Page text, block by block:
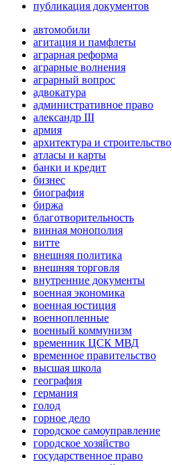
публикация документов
автомобили
агитация и памфлеты
аграрная реформа
аграрные волнения
аграрный вопрос
адвокатура
административное право
александр III
армия
архитектура и строительство
атласы и карты
банки и кредит
бизнес
биография
биржа
благотворительность
винная монополия
витте
внешняя политика
внешняя торговля
внутренние документы
военная экономика
военная юстиция
военнопленные
военный коммунизм
временник ЦСК МВД
временное правительство
высшая школа
география
германия
голод
горное дело
городское самоуправление
городское хозяйство
государственное право